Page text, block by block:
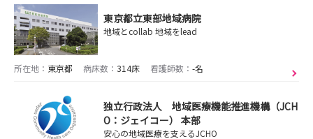
東京都立東部地域病院
地域とcollab 地域をlead
所在地： 東京都 病床数： 314床 看護師数： -名
独立行政法人 地域医療機能推進機構（JCH
O：ジェイコー） 本部
安心の地域医療を支えるJCHO